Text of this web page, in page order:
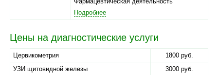
Подробнее
Цены на диагностические услуги
Цервикометрия
1800 руб.
УЗИ щитовидной железы
3000 руб.